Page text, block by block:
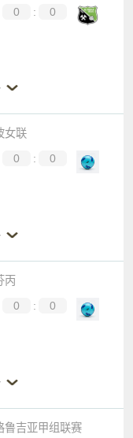
0 :
0
女联
0 :
0
丙
0 :
0
鲁吉亚甲组联赛